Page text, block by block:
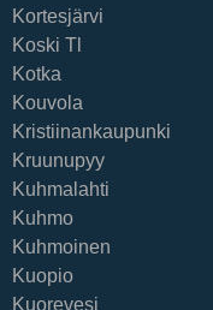
Kortesjärvi
Koski Tl
Kotka
Kouvola
Kristiinankaupunki
Kruunupyy
Kuhmalahti
Kuhmo
Kuhmoinen
Kuopio
Kuorevesi